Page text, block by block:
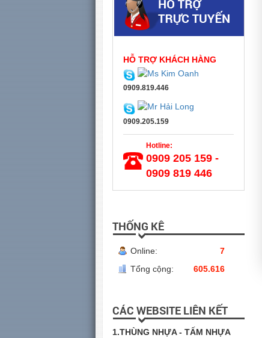
HỖ TRỢ KHÁCH HÀNG
0909.819.446
0909.205.159
Hotline:
0909 205 159 -
0909 819 446
THỐNG KÊ
Online:
7
Tổng cộng:
605.616
CÁC WEBSITE LIÊN KẾT
1.THÙNG NHỰA - TẤM NHỰA